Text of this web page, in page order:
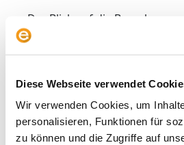
Diese Webseite verwendet
Wir verwenden Cookies, um
personalisieren, Funktionen für
zu können und die Zugriffe auf
Der Blick auf die
spiegelt diese Tech-
wider. Tech-Aktien machen
Alphabet den
zugeschlagen, Tesla ist laut
zyklischer Konsumwert.